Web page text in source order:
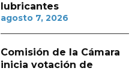
lubricantes
agosto 7, 2026
Comisión de la Cámara
inicia votación de